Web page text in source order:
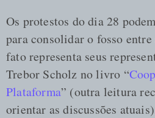
Os protestos do dia 28
para consolidar o fosso entre
fato representa seus
Trebor Scholz no livro “
Plataforma” (outra leitura
orientar as discussões